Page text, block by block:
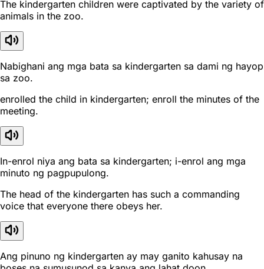
The kindergarten children were captivated by the variety of
animals in the zoo.
Nabighani ang mga bata sa kindergarten sa dami ng hayop
sa zoo.
enrolled the child in kindergarten; enroll the minutes of the
meeting.
In-enrol niya ang bata sa kindergarten; i-enrol ang mga
minuto ng pagpupulong.
The head of the kindergarten has such a commanding
voice that everyone there obeys her.
Ang pinuno ng kindergarten ay may ganito kahusay na